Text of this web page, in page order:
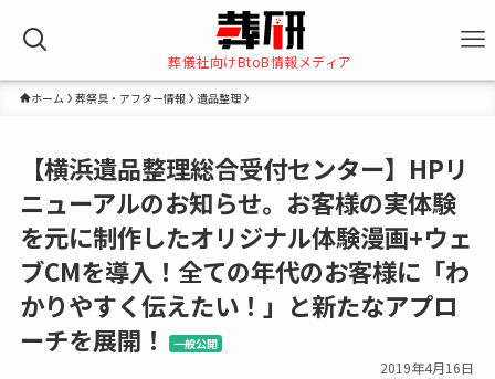
葬儀社向けBtoB情報メディア
ホーム 葬祭具・アフター情報 遺品整理
【横浜遺品整理総合受付センター】HPリ
ニューアルのお知らせ。お客様の実体験
を元に制作したオリジナル体験漫画+ウェ
ブCMを導入！全ての年代のお客様に「わ
かりやすく伝えたい！」と新たなアプロ
ーチを展開！
一般公開
2019年4月16日